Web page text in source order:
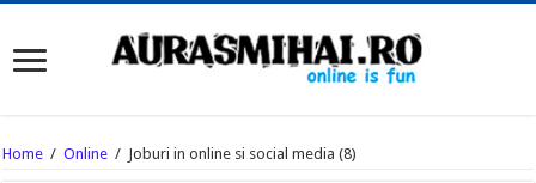
Home / Online / Joburi in online si social media (8)